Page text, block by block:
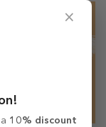
×
10% discount